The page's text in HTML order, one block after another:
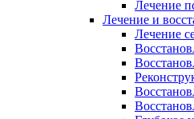
Лечение
Лечение и
Лечение